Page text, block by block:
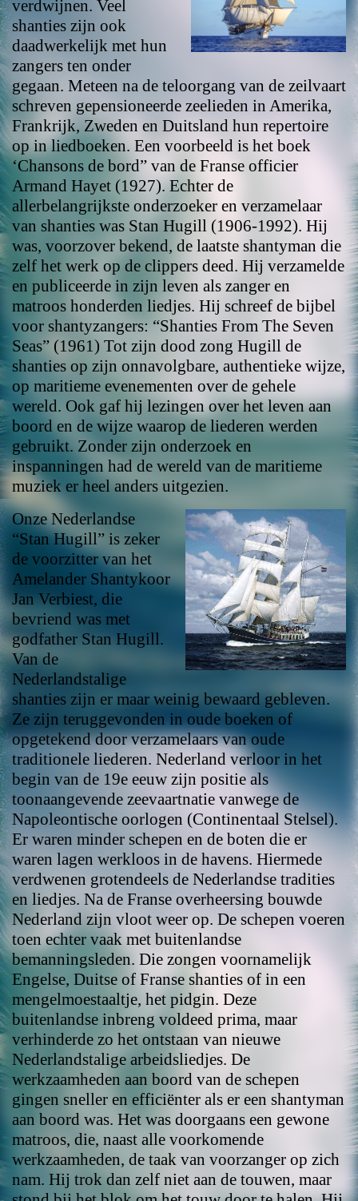
verdwijnen. Veel
shanties zijn ook
daadwerkelijk met hun
zangers ten onder
gegaan. Meteen na de teloorgang van de zeilvaart
schreven gepensioneerde zeelieden in Amerika,
Frankrijk, Zweden en Duitsland hun repertoire
op in liedboeken. Een voorbeeld is het boek
‘Chansons de bord” van de Franse officier
Armand Hayet (1927). Echter de
allerbelangrijkste onderzoeker en verzamelaar
van shanties was Stan Hugill (1906-1992). Hij
was, voorzover bekend, de laatste shantyman die
zelf het werk op de clippers deed. Hij verzamelde
en publiceerde in zijn leven als zanger en
matroos honderden liedjes. Hij schreef de bijbel
voor shantyzangers: “Shanties From The Seven
Seas” (1961) Tot zijn dood zong Hugill de
shanties op zijn onnavolgbare, authentieke wijze,
op maritieme evenementen over de gehele
wereld. Ook gaf hij lezingen over het leven aan
boord en de wijze waarop de liederen werden
gebruikt. Zonder zijn onderzoek en
inspanningen had de wereld van de maritieme
muziek er heel anders uitgezien.
Onze Nederlandse
“Stan Hugill” is zeker
de voorzitter van het
Amelander Shantykoor
Jan Verbiest, die
bevriend was met
godfather Stan Hugill.
Van de
Nederlandstalige
shanties zijn er maar weinig bewaard gebleven.
Ze zijn teruggevonden in oude boeken of
opgetekend door verzamelaars van oude
traditionele liederen. Nederland verloor in het
begin van de 19e eeuw zijn positie als
toonaangevende zeevaartnatie vanwege de
Napoleontische oorlogen (Continentaal Stelsel).
Er waren minder schepen en de boten die er
waren lagen werkloos in de havens. Hiermede
verdwenen grotendeels de Nederlandse tradities
en liedjes. Na de Franse overheersing bouwde
Nederland zijn vloot weer op. De schepen voeren
toen echter vaak met buitenlandse
bemanningsleden. Die zongen voornamelijk
Engelse, Duitse of Franse shanties of in een
mengelmoestaaltje, het pidgin. Deze
buitenlandse inbreng voldeed prima, maar
verhinderde zo het ontstaan van nieuwe
Nederlandstalige arbeidsliedjes. De
werkzaamheden aan boord van de schepen
gingen sneller en efficiënter als er een shantyman
aan boord was. Het was doorgaans een gewone
matroos, die, naast alle voorkomende
werkzaamheden, de taak van voorzanger op zich
nam. Hij trok dan zelf niet aan de touwen, maar